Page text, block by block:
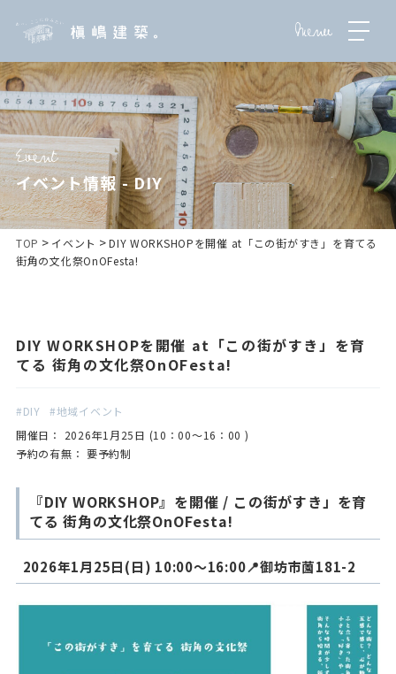
イベント情報 - DIY
TOP > イベント >DIY WORKSHOPを開催 at「この街がすき」を育てる
街角の文化祭OnOFesta!
DIY WORKSHOPを開催 at「この街がすき」を育
てる 街角の文化祭OnOFesta!
DIY
地域イベント
開催日： 2026年1月25日 (10：00～16：00 )
予約の有無： 要予約制
『DIY WORKSHOP』を開催 / この街がすき」を育
てる 街角の文化祭OnOFesta!
2026年1月25日(日) 10:00～16:00📍御坊市薗181-2